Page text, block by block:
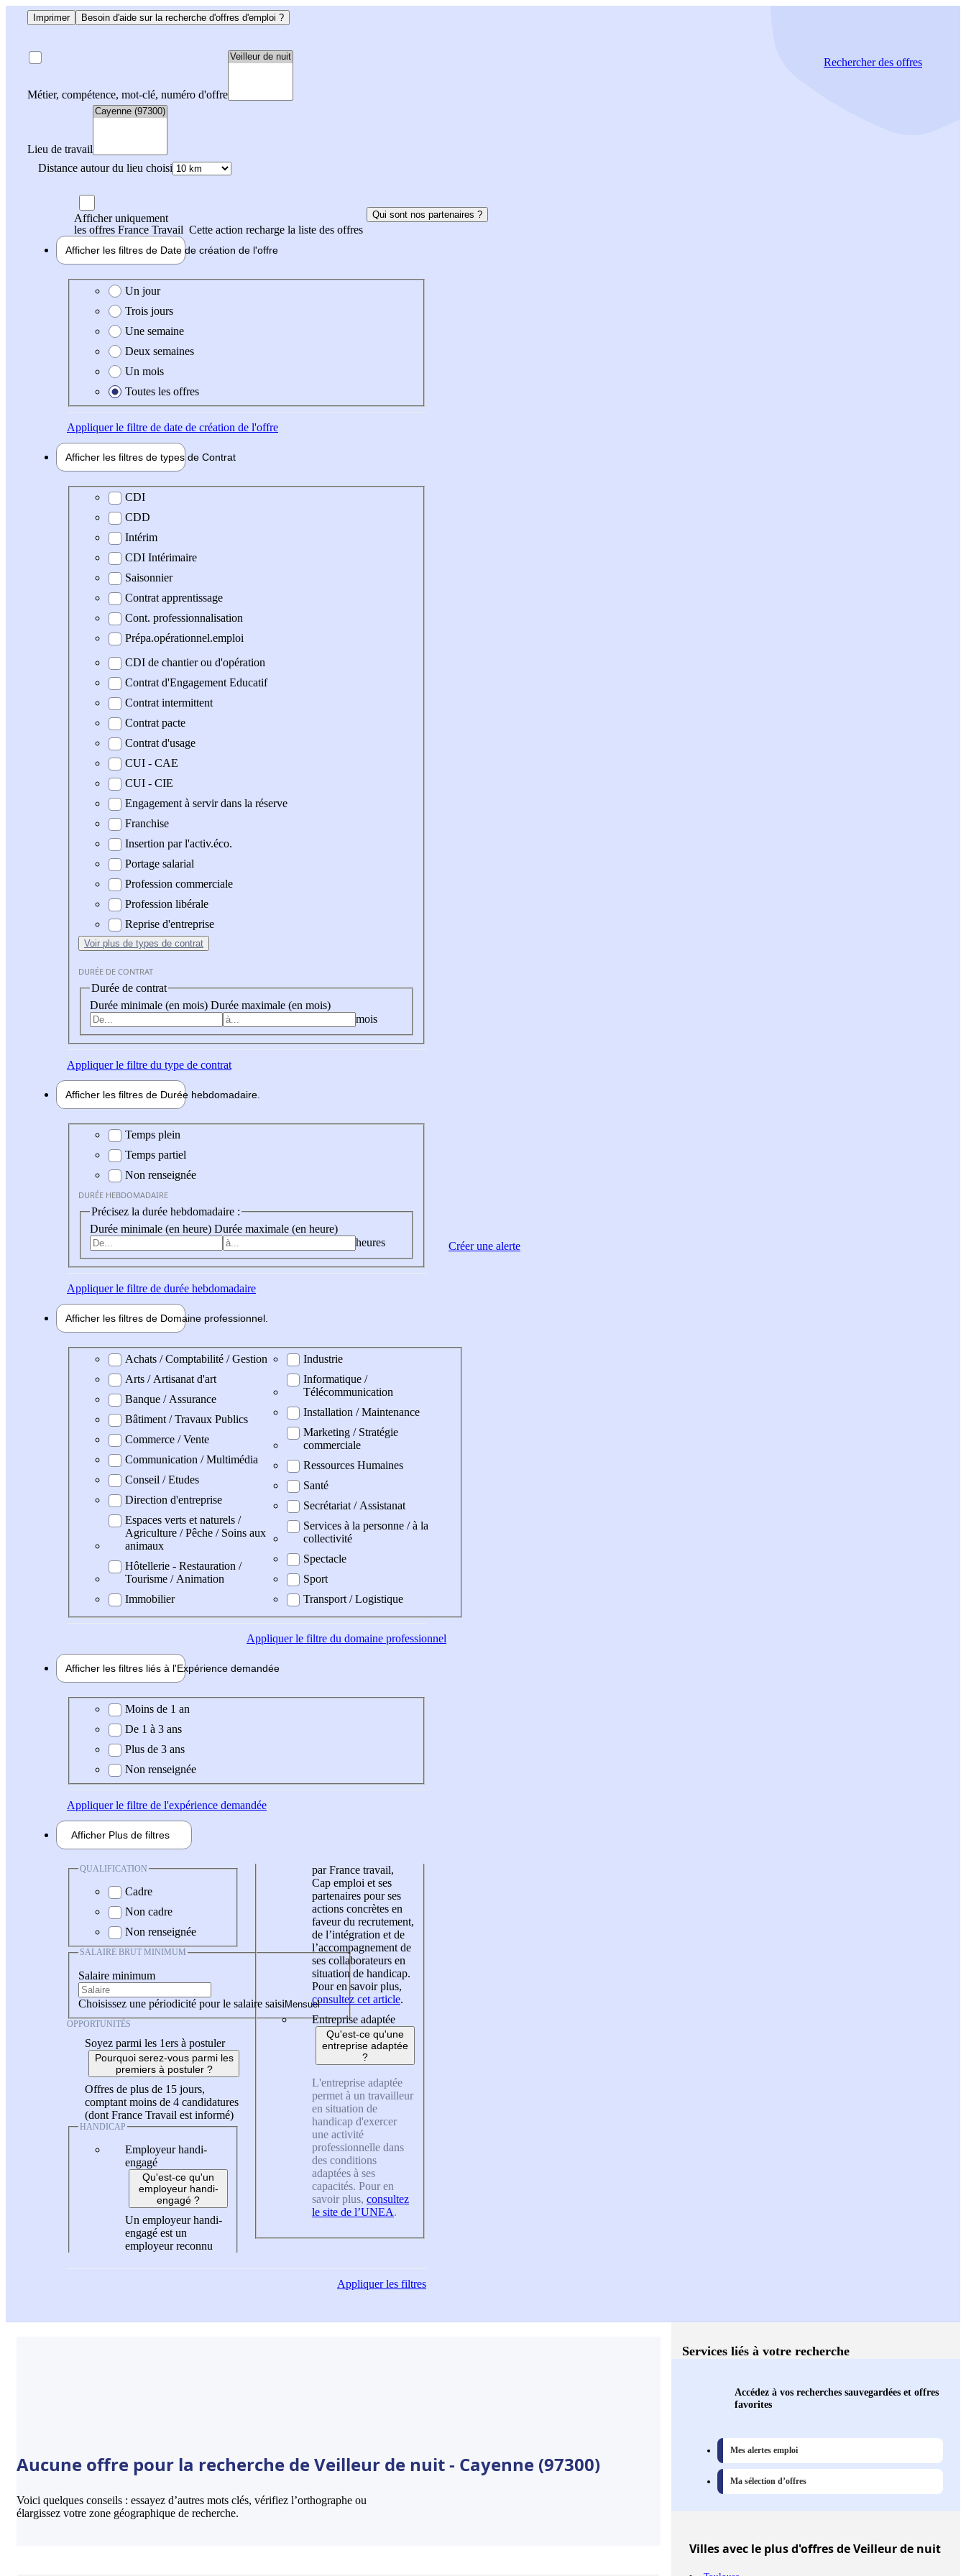
Imprimer Besoin d'aide sur la recherche d'offres d'emploi ?
Métier, compétence, mot-clé, numéro d'offre
Lieu de travail
Distance autour du lieu choisi
Rechercherdes offres
Afficher uniquement
les offres France Travail Cette action recharge la liste des offres
Qui sont nos partenaires ?
Afficher les filtres de Date de création de l'offre
Date de création de l'offre
Un jour
Trois jours
Une semaine
Deux semaines
Un mois
Toutes les offres
Appliquerle filtre de date de création de l'offre
Afficher les filtres de types de Contrat
Type de contrat
CDI
CDD
Intérim
CDI Intérimaire
Saisonnier
Contrat apprentissage
Cont. professionnalisation
Prépa.opérationnel.emploi
CDI de chantier ou d'opération
Contrat d'Engagement Educatif
Contrat intermittent
Contrat pacte
Contrat d'usage
CUI - CAE
CUI - CIE
Engagement à servir dans la réserve
Franchise
Insertion par l'activ.éco.
Portage salarial
Profession commerciale
Profession libérale
Reprise d'entreprise
Voir plus de types de contrat
DURÉE DE CONTRAT
Durée de contrat
Durée minimale (en mois) Durée maximale (en mois)
mois
Appliquerle filtre du type de contrat
Afficher les filtres de Durée hebdomadaire
Durée hebdomadaire
Temps plein
Temps partiel
Non renseignée
DURÉE HEBDOMADAIRE
Précisez la durée hebdomadaire :
Durée minimale (en heure) Durée maximale (en heure)
heures
Appliquerle filtre de durée hebdomadaire
Afficher les filtres de Domaine professionnel
Domaine professionel
Achats / Comptabilité / Gestion
Arts / Artisanat d'art
Banque / Assurance
Bâtiment / Travaux Publics
Commerce / Vente
Communication / Multimédia
Conseil / Etudes
Direction d'entreprise
Espaces verts et naturels /
Agriculture / Pêche / Soins aux
animaux
Hôtellerie - Restauration /
Tourisme / Animation
Immobilier
Industrie
Informatique /
Télécommunication
Installation / Maintenance
Marketing / Stratégie
commerciale
Ressources Humaines
Santé
Secrétariat / Assistanat
Services à la personne / à la
collectivité
Spectacle
Sport
Transport / Logistique
Appliquerle filtre du domaine professionnel
Afficher les filtres liés à l'Expérience demandée
Expérience demandée
Moins de 1 an
De 1 à 3 ans
Plus de 3 ans
Non renseignée
Appliquerle filtre de l'expérience demandée
Afficher Plus de filtres
QUALIFICATION
Cadre
Non cadre
Non renseignée
SALAIRE BRUT MINIMUM
Salaire minimum
Choisissez une périodicité pour le salaire saisi
OPPORTUNITÉS
Soyez parmi les 1ers à postuler
Pourquoi serez-vous parmi les
premiers à postuler ?
Offres de plus de 15 jours,
comptant moins de 4 candidatures
(dont France Travail est informé)
HANDICAP
Employeur handi-
engagé
Qu'est-ce qu'un
employeur handi-
engagé ?
Un employeur handi-
engagé est un
employeur reconnu
par France travail,
Cap emploi et ses
partenaires pour ses
actions concrètes en
faveur du recrutement,
de l’intégration et de
l’accompagnement de
ses collaborateurs en
situation de handicap.
Pour en savoir plus,
consultez cet article.
Entreprise adaptée
Qu'est-ce qu'une
entreprise adaptée
?
L'entreprise adaptée
permet à un travailleur
en situation de
handicap d'exercer
une activité
professionnelle dans
des conditions
adaptées à ses
capacités. Pour en
savoir plus, consultez
le site de l’UNEA.
Appliquerles filtres
Créer une alerte
Aucune offre pour la recherche de Veilleur de nuit - Cayenne (97300)
Voici quelques conseils : essayez d’autres mots clés, vérifiez l’orthographe ou
élargissez votre zone géographique de recherche.
Services liés à votre recherche
Accédez à vos recherches sauvegardées et offres
favorites
Mes alertes emploi
Ma sélection d’offres
Villesavec le plus d'offres de Veilleur de nuit